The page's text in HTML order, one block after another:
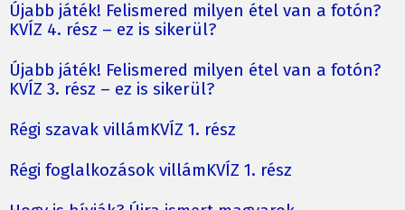
Újabb játék! Felismered milyen étel van a fotón?
KVÍZ 4. rész – ez is sikerül?
Újabb játék! Felismered milyen étel van a fotón?
KVÍZ 3. rész – ez is sikerül?
Régi szavak villámKVÍZ 1. rész
Régi foglalkozások villámKVÍZ 1. rész